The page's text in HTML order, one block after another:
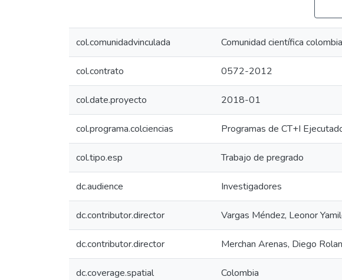
col.comunidadvinculada Comunidad científica
col.contrato 0572-2012
col.date.proyecto 2018-01
col.programa.colciencias Programas de CT+I
col.tipo.esp Trabajo de pregrado
dc.audience Investigadores
dc.contributor.director Vargas Méndez, Leonor
dc.contributor.director Merchan Arenas, Diego
dc.coverage.spatial Colombia